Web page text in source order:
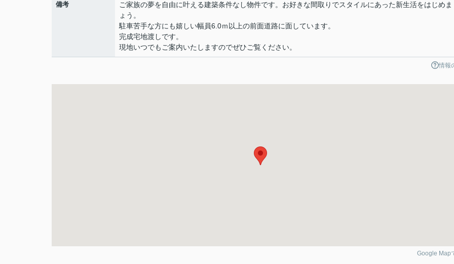
備考
ご家族の夢を自由に叶える建築条件なし物件です。お好きな間取りでスタイルにあった新生活をはじめま
ょう。
駐車苦手な方にも嬉しい幅員6.0ｍ以上の前面道路に面しています。
完成宅地渡しです。
現地いつでもご案内いたしますのでぜひご覧ください。
情報
Google Map